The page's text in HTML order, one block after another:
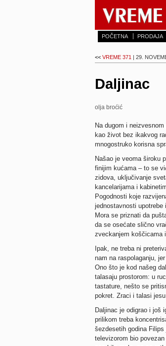
POČETNA PRODAJA
<< VREME 371 | 29.
Daljinac
olja broćić
Na dugom i
kao život bez ikakvog
mnogostruko korisna
Našao je veoma široku
finijim kućama – to se
zidova, uključivanje
kancelarijama i
Pogodnosti koje
jednostavnosti
Mora se priznati da
da se osećate slično
zveckanjem koščicama
Ipak, ne treba ni
nam na raspolaganju,
Ono što je kod našeg
talasaju prostorom: u
tastature, nešto se
pokret. Zraci i talasi
Daljinac je odigrao i još
prilikom treba
šezdesetih godina
televizorom bio